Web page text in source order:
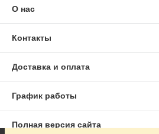
О нас
Контакты
Доставка и оплата
График работы
Полная версия сайта